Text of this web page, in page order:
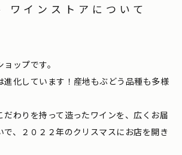
ワインストアについて
ップです。
進化しています！産地もぶどう品種も多様
だわりを持って造ったワインを、広くお届
で、２０２２年のクリスマスにお店を開き